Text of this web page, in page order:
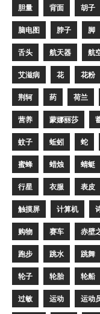
胆量 背面 胡子
脑电图 脖子 脚
舌头 航天器 航
艾滋病 花 花粉
荆轲 药 荷兰
营养 蒙娜丽莎
蚊子 蚯蚓 蛇
蜜蜂 蜡烛 蜻蜓
行星 衣服 表皮
触摸屏 计算机
购物 赛车 赤壁
跑步 跳水 跳舞
轮子 轮胎 轮船
过敏 运动 运动